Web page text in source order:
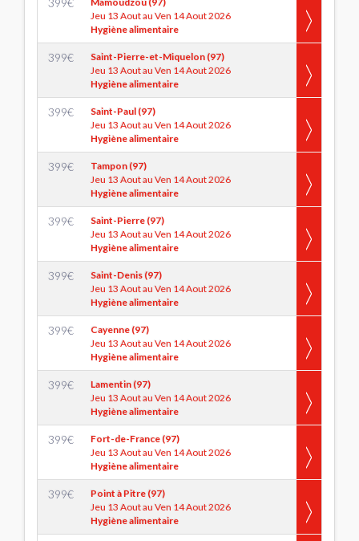
399€
Jeu 13 Aout au Ven 14 Aout 2026
Hygiène alimentaire
399€
Saint-Pierre-et-Miquelon (97)
Jeu 13 Aout au Ven 14 Aout 2026
Hygiène alimentaire
399€
Saint-Paul (97)
Jeu 13 Aout au Ven 14 Aout 2026
Hygiène alimentaire
399€
Tampon (97)
Jeu 13 Aout au Ven 14 Aout 2026
Hygiène alimentaire
399€
Saint-Pierre (97)
Jeu 13 Aout au Ven 14 Aout 2026
Hygiène alimentaire
399€
Saint-Denis (97)
Jeu 13 Aout au Ven 14 Aout 2026
Hygiène alimentaire
399€
Cayenne (97)
Jeu 13 Aout au Ven 14 Aout 2026
Hygiène alimentaire
399€
Lamentin (97)
Jeu 13 Aout au Ven 14 Aout 2026
Hygiène alimentaire
399€
Fort-de-France (97)
Jeu 13 Aout au Ven 14 Aout 2026
Hygiène alimentaire
399€
Point à Pitre (97)
Jeu 13 Aout au Ven 14 Aout 2026
Hygiène alimentaire